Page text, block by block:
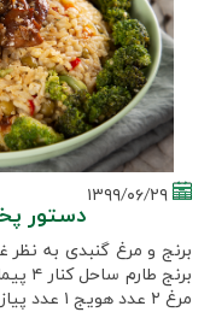
دستور
برنج و مرغ گنبدی به نظر
مرغ ۲ عدد هویج ۱ عدد پیاز ۱عدد فلفل دلمه ای ۱ عدد نمک و...